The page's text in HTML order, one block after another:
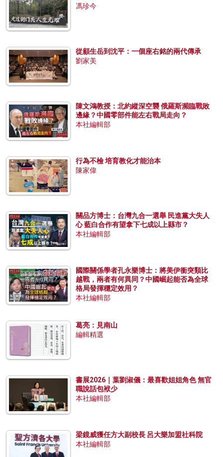
馮珍今
從顧生岳到沈平：一個座右銘的兩代傳承
劉家美
陳文鴻教授：北約縱深空襲 俄羅斯瀕臨戰敗
邊緣？中國零部件能左右戰局走向？
本社編輯部
行為不檢 培育教化才能治本
陳家偉
關品方博士：台灣九合一選舉 民進黨大失人
心 藍白合作有望拿下七成以上縣市？
本社編輯部
國際關係學者孔永樂博士：將美伊衝突類比
越戰，兩者有何異同？中國崛起能否為全球
格局發揮穩定效用？
本社編輯部
葛亮：見南山
編輯精選
書展2026｜葉劉淑儀：最喜歡姐姐角色 無官
職說話包袱少
本社編輯部
梁鏡威獲任方大副校長 呂大樂加盟社科院
本社編輯部